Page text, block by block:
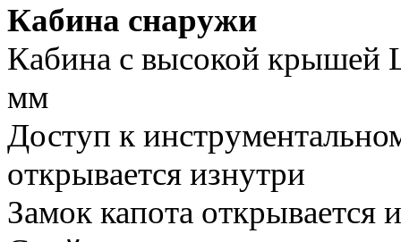
Кабина снаружи
Кабина с высокой крышей
мм
Доступ к
открывается изнутри
Замок капота открывается